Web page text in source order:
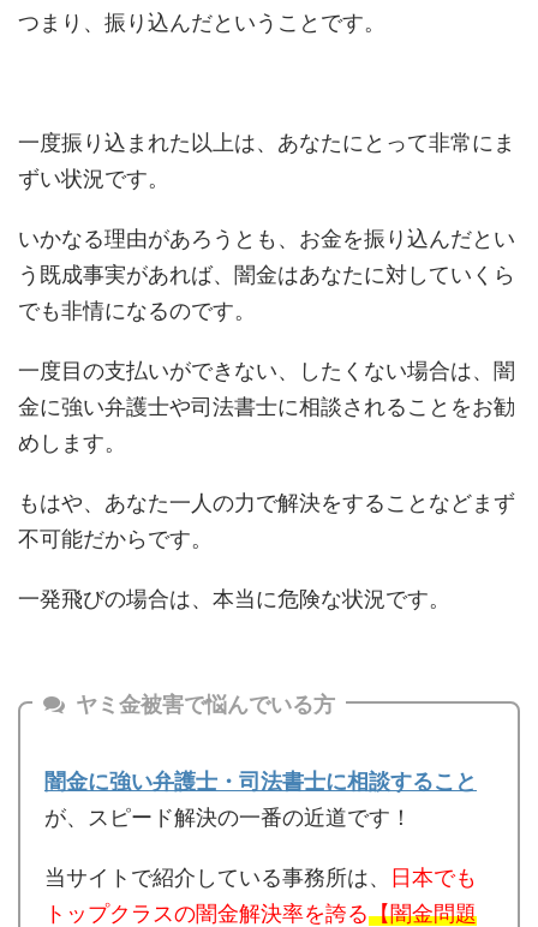
つまり、振り込んだということです。
一度振り込まれた以上は、あなたにとって非常にま
ずい状況です。
いかなる理由があろうとも、お金を振り込んだとい
う既成事実があれば、闇金はあなたに対していくら
でも非情になるのです。
一度目の支払いができない、したくない場合は、闇
金に強い弁護士や司法書士に相談されることをお勧
めします。
もはや、あなた一人の力で解決をすることなどまず
不可能だからです。
一発飛びの場合は、本当に危険な状況です。
ヤミ金被害で悩んでいる方
闇金に強い弁護士・司法書士に相談すること
が、スピード解決の一番の近道です！
当サイトで紹介している事務所は、
日本でも
トップクラスの闇金解決率を誇る【闇金問題